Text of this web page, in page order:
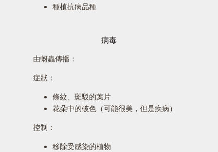
種植抗病品種
病毒
由蚜蟲傳播：
症狀：
條紋、斑駁的葉片
花朵中的破色（可能很美，但是疾病）
控制：
移除受感染的植物